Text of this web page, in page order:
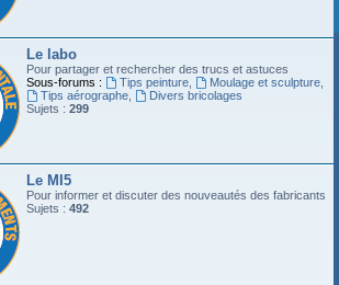
Le labo
Pour partager et rechercher des trucs et astuces
Sous-forums :
Tips peinture, Moulage et sculpture,
Tips aérographe,
Divers bricolages
Sujets : 299
Le MI5
Pour informer et discuter des nouveautés des fabricants
Sujets : 492